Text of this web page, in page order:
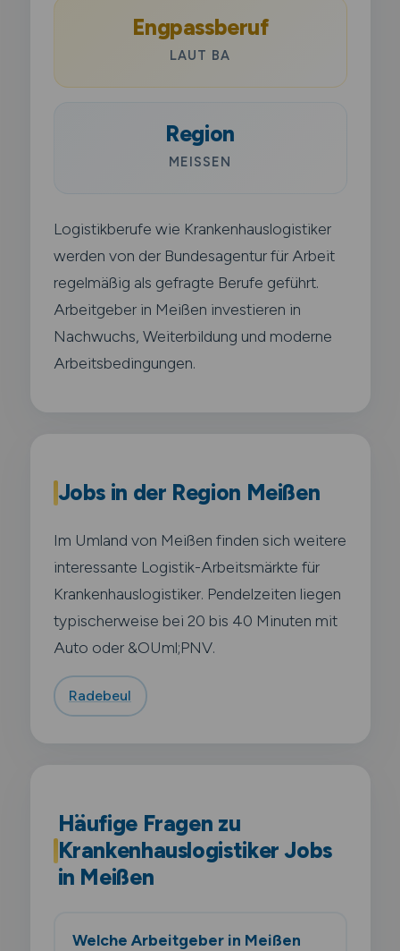
Engpassberuf
LAUT BA
Region
MEISSEN
Logistikberufe wie Krankenhauslogistiker
werden von der Bundesagentur für Arbeit
regelmäßig als gefragte Berufe geführt.
Arbeitgeber in Meißen investieren in
Nachwuchs, Weiterbildung und moderne
Arbeitsbedingungen.
Jobs in der Region Meißen
Im Umland von Meißen finden sich weitere
interessante Logistik-Arbeitsmärkte für
Krankenhauslogistiker. Pendelzeiten liegen
typischerweise bei 20 bis 40 Minuten mit
Auto oder &OUml;PNV.
Radebeul
Häufige Fragen zu
Krankenhauslogistiker Jobs
in Meißen
Welche Arbeitgeber in Meißen